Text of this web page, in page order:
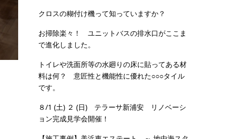
クロスの糊付け機って知っていますか？
お掃除楽々！ ユニットバスの排水口がここま
で進化しました。
トイレや洗面所等の水廻りの床に貼ってある材
料は何？ 意匠性と機能性に優れた○○○タイル
です。
８/1 (土) ２ (日) テラーサ新浦安 リノベーシ
ョン完成見学会開催！